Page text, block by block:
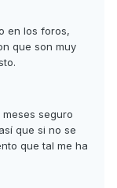
en los foros,
que son muy
seguro
que si no se
que tal me ha